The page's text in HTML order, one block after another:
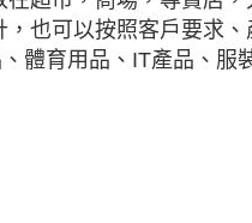
也可以按照客戶要求
體育用品、IT產品、服